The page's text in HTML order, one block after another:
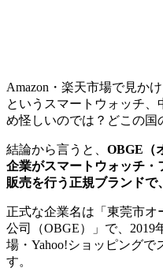
Amazon・楽天市場で見か
というスマートウォッチ
め怪しいのでは？どこの国
結論から言うと、 OBGE（
企業がスマートウォッチ・
販売を行う正規ブランド
正式な企業名は「東莞市
公司（OBGE）」で、2019
場・Yahoo!ショッピングで
す。